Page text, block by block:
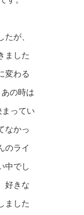
が、
ました
変わる
の時は
ってい
なかっ
のライ
中でし
好きな
ました